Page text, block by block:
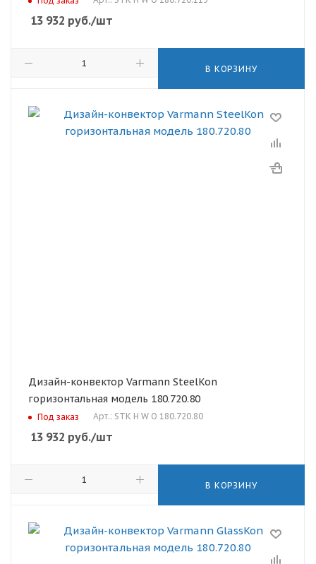
13 932 руб./шт
В КОРЗИНУ
Дизайн-конвектор Varmann SteelKon
горизонтальная модель 180.720.80
Под заказ Арт.: STK H W O 180.720.80
13 932 руб./шт
В КОРЗИНУ